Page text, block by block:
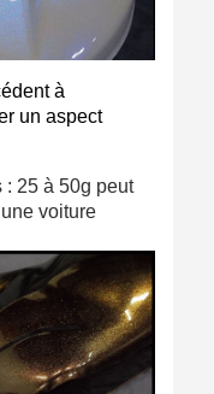
à
un aspect
: 25 à 50g peut
voiture